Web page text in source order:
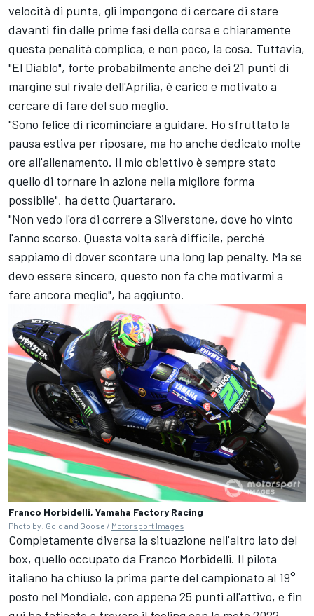
velocità di punta, gli impongono di cercare di stare
davanti fin dalle prime fasi della corsa e chiaramente
questa penalità complica, e non poco, la cosa. Tuttavia,
"El Diablo", forte probabilmente anche dei 21 punti di
margine sul rivale dell'Aprilia, è carico e motivato a
cercare di fare del suo meglio.
"Sono felice di ricominciare a guidare. Ho sfruttato la
pausa estiva per riposare, ma ho anche dedicato molte
ore all'allenamento. Il mio obiettivo è sempre stato
quello di tornare in azione nella migliore forma
possibile", ha detto Quartararo.
"Non vedo l'ora di correre a Silverstone, dove ho vinto
l'anno scorso. Questa volta sarà difficile, perché
sappiamo di dover scontare una long lap penalty. Ma se
devo essere sincero, questo non fa che motivarmi a
fare ancora meglio", ha aggiunto.
Franco Morbidelli, Yamaha Factory Racing
Photo by: Gold and Goose / Motorsport Images
Completamente diversa la situazione nell'altro lato del
box, quello occupato da Franco Morbidelli. Il pilota
italiano ha chiuso la prima parte del campionato al 19°
posto nel Mondiale, con appena 25 punti all'attivo, e fin